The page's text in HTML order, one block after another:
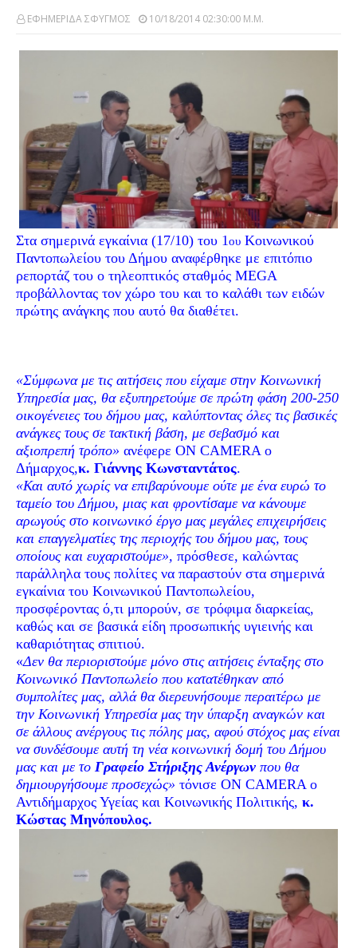
ΕΦΗΜΕΡΙΔΑ ΣΦΥΓΜΟΣ 10/18/2014 02:30:00 Μ.μ.
Στα σημερινά εγκαίνια (17/10) του 1ου Κοινωνικού
Παντοπωλείου του Δήμου αναφέρθηκε με επιτόπιο
ρεπορτάζ του ο τηλεοπτικός σταθμός MEGA
προβάλλοντας τον χώρο του και το καλάθι των ειδών
πρώτης ανάγκης που αυτό θα διαθέτει.
«Σύμφωνα με τις αιτήσεις που είχαμε στην Κοινωνική
Υπηρεσία μας, θα εξυπηρετούμε σε πρώτη φάση 200-250
οικογένειες του δήμου μας, καλύπτοντας όλες τις βασικές
ανάγκες τους σε τακτική βάση, με σεβασμό και
αξιοπρεπή τρόπο» ανέφερε ON CAMERA o
Δήμαρχος,κ. Γιάννης Κωνσταντάτος.
«Και αυτό χωρίς να επιβαρύνουμε ούτε με ένα ευρώ το
ταμείο του Δήμου, μιας και φροντίσαμε να κάνουμε
αρωγούς στο κοινωνικό έργο μας μεγάλες επιχειρήσεις
και επαγγελματίες της περιοχής του δήμου μας, τους
οποίους και ευχαριστούμε», πρόσθεσε, καλώντας
παράλληλα τους πολίτες να παραστούν στα σημερινά
εγκαίνια του Κοινωνικού Παντοπωλείου,
προσφέροντας ό,τι μπορούν, σε τρόφιμα διαρκείας,
καθώς και σε βασικά είδη προσωπικής υγιεινής και
καθαριότητας σπιτιού.
«Δεν θα περιοριστούμε μόνο στις αιτήσεις ένταξης στο
Κοινωνικό Παντοπωλείο που κατατέθηκαν από
συμπολίτες μας, αλλά θα διερευνήσουμε περαιτέρω με
την Κοινωνική Υπηρεσία μας την ύπαρξη αναγκών και
σε άλλους ανέργους τις πόλης μας, αφού στόχος μας είναι
να συνδέσουμε αυτή τη νέα κοινωνική δομή του Δήμου
μας και με το Γραφείο Στήριξης Ανέργων που θα
δημιουργήσουμε προσεχώς» τόνισε ΟΝ CAMERA ο
Αντιδήμαρχος Υγείας και Κοινωνικής Πολιτικής, κ.
Κώστας Μηνόπουλος.